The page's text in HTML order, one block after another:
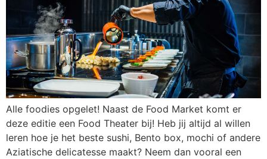
Alle foodies opgelet! Naast de Food Market komt er
deze editie een Food Theater bij! Heb jij altijd al willen
leren hoe je het beste sushi, Bento box, mochi of andere
Aziatische delicatesse maakt? Neem dan vooral een